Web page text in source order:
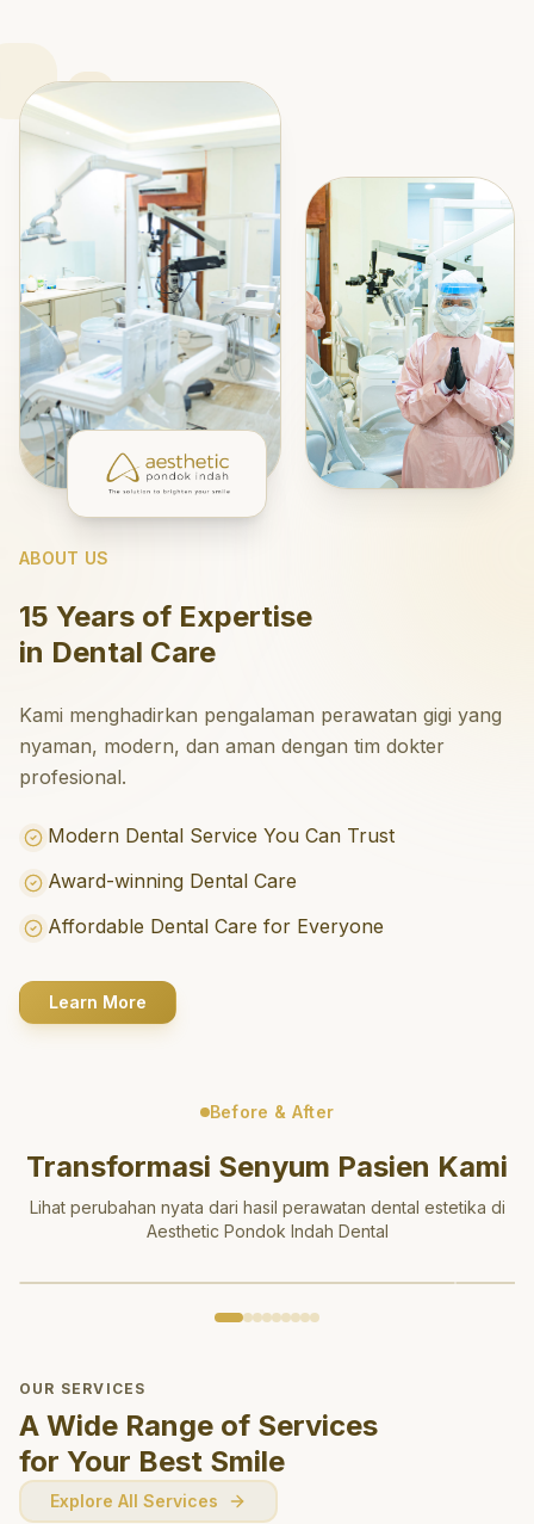
ABOUT US
15 Years of Expertise
in Dental Care
Kami menghadirkan pengalaman perawatan gigi yang
nyaman, modern, dan aman dengan tim dokter
profesional.
Modern Dental Service You Can Trust
Award-winning Dental Care
Affordable Dental Care for Everyone
Learn More
Before & After
Transformasi Senyum Pasien Kami
Lihat perubahan nyata dari hasil perawatan dental estetika di
Aesthetic Pondok Indah Dental
OUR SERVICES
A Wide Range of Services
for Your Best Smile
Explore All Services